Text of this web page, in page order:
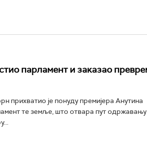
парламент и заказао
прихватио је понуду премијера Анутина
те земље, што отвара пут одржавању